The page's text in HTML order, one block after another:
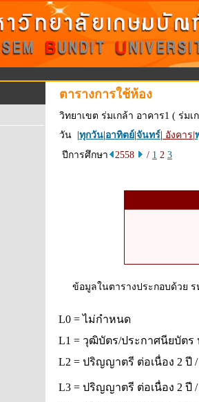
ตารางการใช้ห้อง
วิทยาเขต ร่มเกล้า อาคาร1 ( ร่มเ
วัน | ทุกวัน อาทิตย์ จันทร์ อังคาร
ปีการศึกษา
2558 / 1 2 3
ข้อมูลในตารางประกอบด้วย
L0 = ไม่กำหนด
L1 = วุฒิบัตร/ประกาศนียบัตร
L2 = ปริญญาตรี ต่อเนื่อง 2 ปี
L3 = ปริญญาตรี ต่อเนื่อง 2 ปี